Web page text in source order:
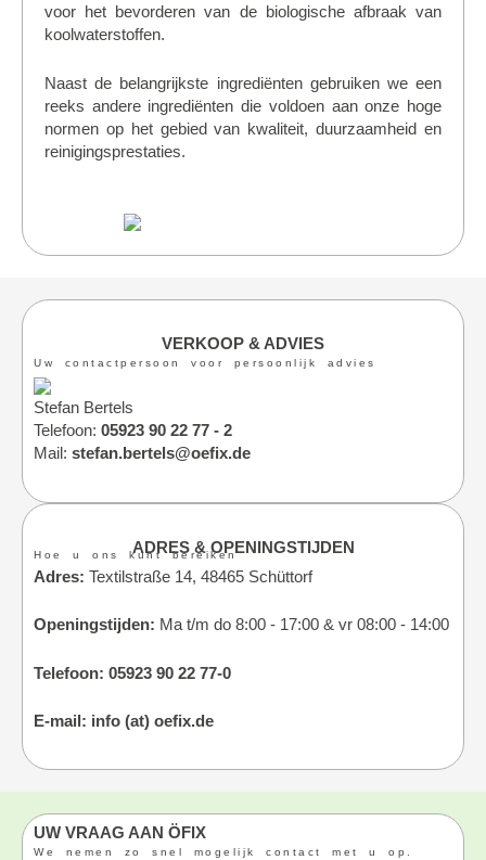
voor het bevorderen van de biologische afbraak van
koolwaterstoffen.
Naast de belangrijkste ingrediënten gebruiken we een
reeks andere ingrediënten die voldoen aan onze hoge
normen op het gebied van kwaliteit, duurzaamheid en
reinigingsprestaties.
VERKOOP & ADVIES
Uw contactpersoon voor persoonlijk advies
Stefan Bertels
Telefoon: 05923 90 22 77 - 2
Mail: stefan.bertels@oefix.de
ADRES & OPENINGSTIJDEN
Hoe u ons kunt bereiken
Adres: Textilstraße 14, 48465 Schüttorf
Openingstijden: Ma t/m do 8:00 - 17:00 & vr 08:00 - 14:00
Telefoon: 05923 90 22 77-0
E-mail: info (at) oefix.de
UW VRAAG AAN ÖFIX
We nemen zo snel mogelijk contact met u op.